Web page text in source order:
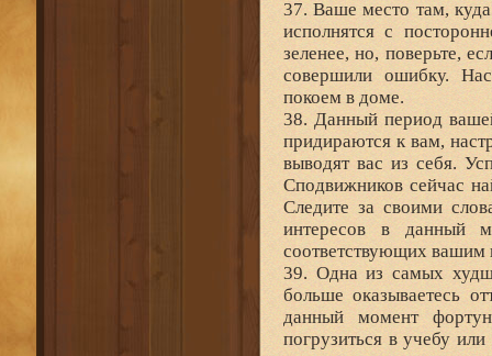
37. Ваше место там,
исполнятся с
зеленее, но, поверьте,
совершили ошибку.
покоем в доме.
38. Данный период
придираются к вам,
выводят вас из себя.
Сподвижников сейчас
Следите за своими
интересов в данный
соответствующих
39. Одна из самых
больше оказываетесь
данный момент
погрузиться в учебу